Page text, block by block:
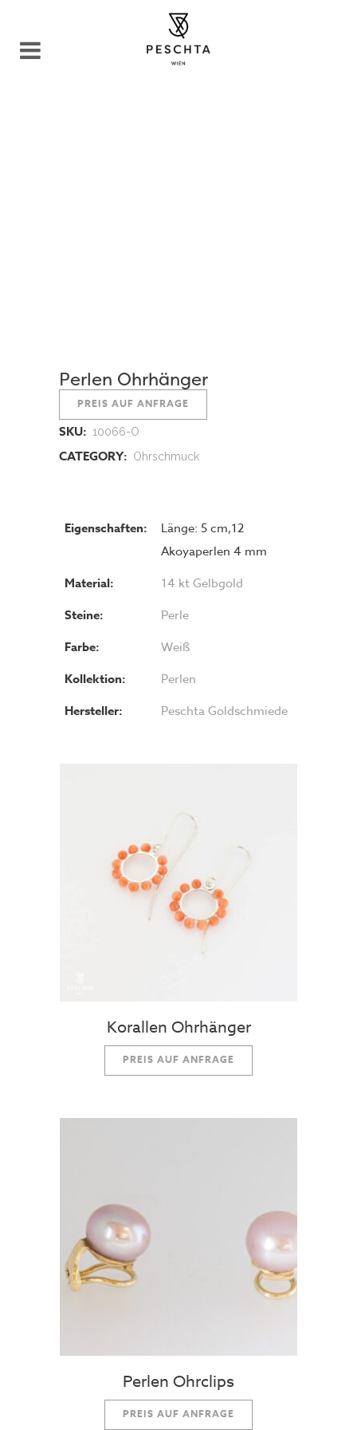
Perlen Ohrhänger
PREIS AUF ANFRAGE
SKU: 10066-O
CATEGORY: Ohrschmuck
Eigenschaften:
Länge: 5 cm,12
Akoyaperlen 4 mm
Material: 14 kt Gelbgold
Steine: Perle
Farbe: Weiß
Kollektion: Perlen
Hersteller: Peschta Goldschmiede
Korallen Ohrhänger
PREIS AUF ANFRAGE
Perlen Ohrclips
PREIS AUF ANFRAGE